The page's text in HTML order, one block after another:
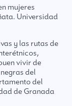
mujeres
Universidad
y las rutas de
vivir de
del
del
de Granada